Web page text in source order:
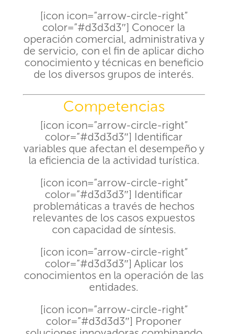
[icon icon=”arrow-circle-right”
color=”#d3d3d3″] Conocer la
operación comercial, administrativa y
de servicio, con el fin de aplicar dicho
conocimiento y técnicas en beneficio
de los diversos grupos de interés.
Competencias
[icon icon=”arrow-circle-right”
color=”#d3d3d3″] Identificar
variables que afectan el desempeño y
la eficiencia de la actividad turística.
[icon icon=”arrow-circle-right”
color=”#d3d3d3″] Identificar
problemáticas a través de hechos
relevantes de los casos expuestos
con capacidad de síntesis.
[icon icon=”arrow-circle-right”
color=”#d3d3d3″] Aplicar los
conocimientos en la operación de las
entidades.
[icon icon=”arrow-circle-right”
color=”#d3d3d3″] Proponer